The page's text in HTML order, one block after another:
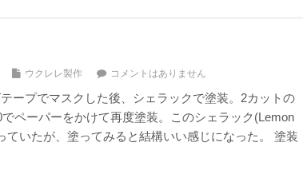
ウクレレ製作 コメントはありません
ープでマスクした後、シェラックで塗装。2カットの
ペーパーをかけて再度塗装。このシェラック(Lemon
ていたが、塗ってみると結構いい感じになった。 塗装